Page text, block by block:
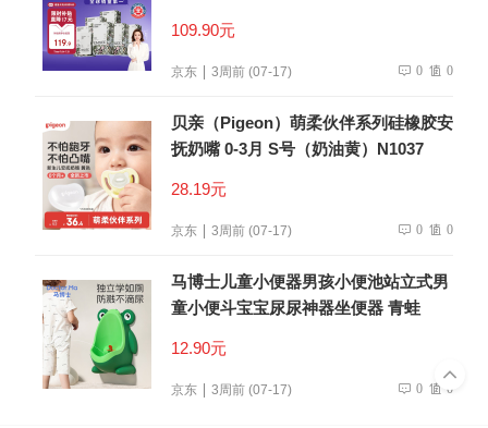
109.90元
京东 3周前 (07-17) 0 0
贝亲（Pigeon）萌柔伙伴系列硅橡胶安
抚奶嘴 0-3月 S号（奶油黄）N1037
28.19元
京东 3周前 (07-17) 0 0
马博士儿童小便器男孩小便池站立式男
童小便斗宝宝尿尿神器坐便器 青蛙
12.90元
京东 3周前 (07-17) 0 0